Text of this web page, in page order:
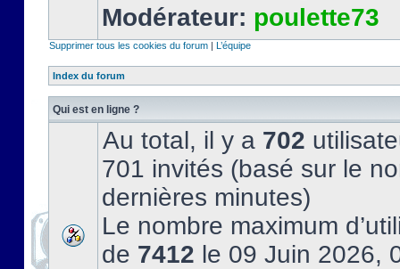
Modérateur: poulette73
Supprimer tous les cookies du forum | L’équipe
Index du forum
Qui est en ligne ?
Au total, il y a 702
701 invités (basé sur le
dernières minutes)
Le nombre maximum
de 7412 le 09 Juin 2026,